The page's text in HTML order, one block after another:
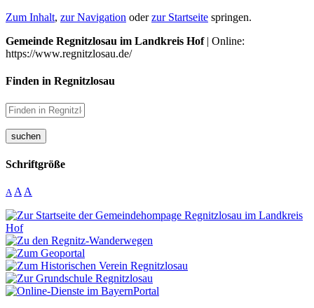
Zum Inhalt, zur Navigation oderzur Startseite springen.
Gemeinde Regnitzlosau im Landkreis Hof| Online:
https://www.regnitzlosau.de/
Finden in Regnitzlosau
suchen
Schriftgröße
A A A